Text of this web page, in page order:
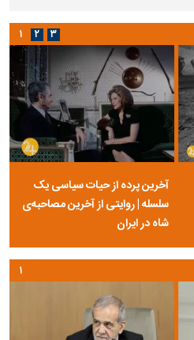
آخرین پرده از حیات سیاسی یک
سلسله | روایتی از آخرین مصاحبه‌ی
شاه در ایران
۱ ۲ ۳
۱